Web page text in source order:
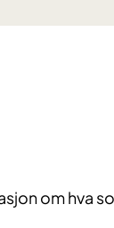
om hva